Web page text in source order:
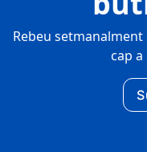
Rebeu
cap